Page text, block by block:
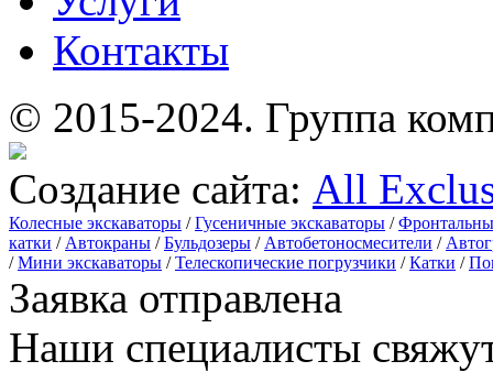
Контакты
© 2015-2024. Группа
Создание сайта: All
Колесные экскаваторы /Гусеничные экскаваторы /
катки / Автокраны /Бульдозеры / Автобетоносмесители /
/Мини экскаваторы /Телескопические погрузчики /Катки /
Заявка отправлена
Наши специалисты